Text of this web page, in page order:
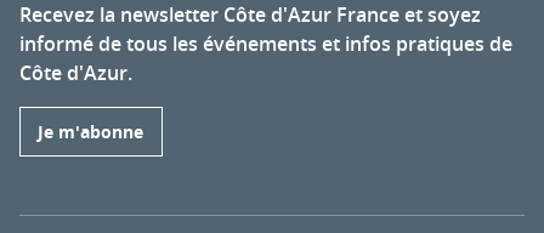
Recevez la newsletter Côte d'Azur France et soyez
informé de tous les événements et infos pratiques de
Côte d'Azur.
Je m'abonne